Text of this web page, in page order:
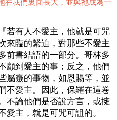
在我們裏面長大，並與祂成為一
若有人不愛主，他就是可咒
來臨的緊迫，對那些不愛主
前書結語的一部分。哥林多
顧到愛主的事；反之，他們
屬靈的事物，如恩賜等，並
不愛主。因此，保羅在這卷
不論他們是否說方言，或擁
愛主，就是可咒可詛的。